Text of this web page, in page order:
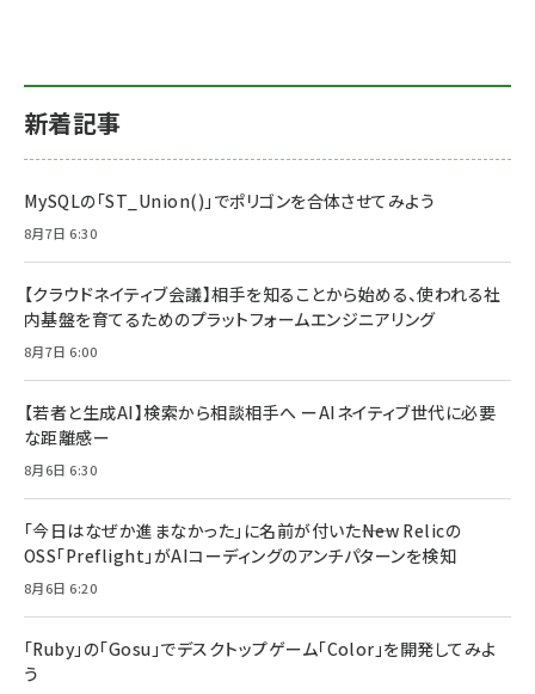
新着記事
MySQLの「ST_Union()」でポリゴンを合体させてみよう
8月7日 6:30
【クラウドネイティブ会議】相手を知ることから始める、使われる社
内基盤を育てるためのプラットフォームエンジニアリング
8月7日 6:00
【若者と生成AI】検索から相談相手へ ーAIネイティブ世代に必要
な距離感ー
8月6日 6:30
「今日はなぜか進まなかった」に名前が付いた――New Relicの
OSS「Preflight」がAIコーディングのアンチパターンを検知
8月6日 6:20
「Ruby」の「Gosu」でデスクトップゲーム「Color」を開発してみよ
う